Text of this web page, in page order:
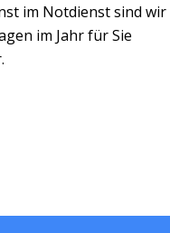
im Notdienst sind wir
im Jahr für Sie